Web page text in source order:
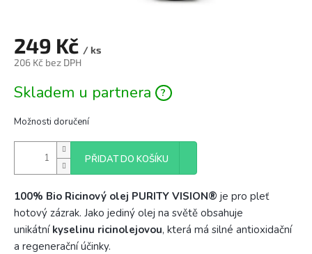
249 Kč / ks
206 Kč bez DPH
cena:
Skladem u partnera
Možnosti doručení
PŘIDAT DO KOŠÍKU
100% Bio Ricinový olej PURITY VISION® je pro pleť
hotový zázrak. Jako jediný olej na světě obsahuje
unikátní kyselinu ricinolejovou, která má silné antioxidační
a regenerační účinky.